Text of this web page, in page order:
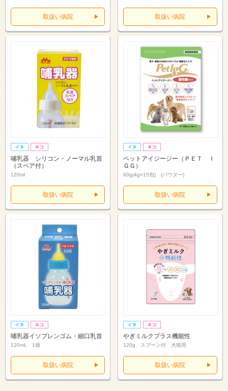
取扱い病院 取扱い病院
哺乳器 シリコン・ノーマル乳首
（スペア付）
120ml
取扱い病院
ペットアイジージー（ＰＥＴ Ｉ
ＧＧ）
60g(4g×15包) (パウダー)
取扱い病院
哺乳器イソプレンゴム・細口乳首
120mL 1個
取扱い病院
やぎミルクプラス機能性
120g スプーン付 犬猫用
取扱い病院